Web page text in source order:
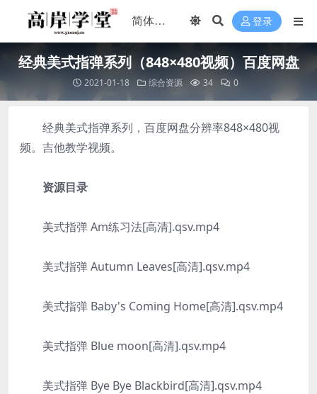
登录
经典美式指弹系列（848×480视频）百度网盘
2021-01-18 综合资源 34 0
经典美式指弹系列，百度网盘分辨率848×480视
频。吉他教学视频。
资源目录
美式指弹 Am练习法[高清].qsv.mp4
美式指弹 Autumn Leaves[高清].qsv.mp4
美式指弹 Baby's Coming Home[高清].qsv.mp4
美式指弹 Blue moon[高清].qsv.mp4
美式指弹 Bye Bye Blackbird[高清].qsv.mp4